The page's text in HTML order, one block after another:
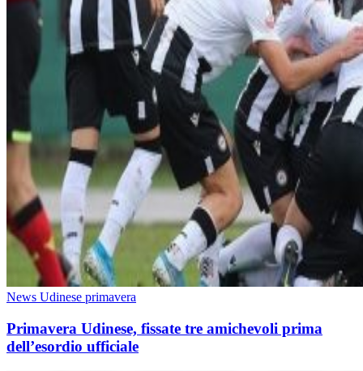
News Udinese primavera
Primavera Udinese, fissate tre amichevoli prima
dell’esordio ufficiale